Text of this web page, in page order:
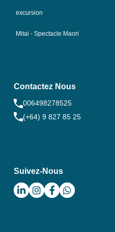
excursion
Mitai - Spectacle Maori
Contactez Nous
006498278525
(+64) 9 827 85 25
Suivez-Nous